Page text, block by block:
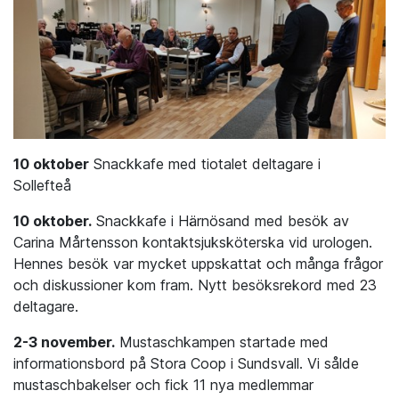
10 oktober Snackkafe med tiotalet deltagare i
Sollefteå
10 oktober. Snackkafe i Härnösand med besök av
Carina Mårtensson kontaktsjuksköterska vid urologen.
Hennes besök var mycket uppskattat och många frågor
och diskussioner kom fram. Nytt besöksrekord med 23
deltagare.
2-3 november. Mustaschkampen startade med
informationsbord på Stora Coop i Sundsvall. Vi sålde
mustaschbakelser och fick 11 nya medlemmar